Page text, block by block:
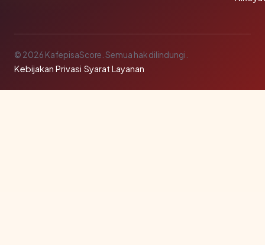
© 2026 KafepisaScore. Semua hak dilindungi.
Kebijakan Privasi·Syarat Layanan